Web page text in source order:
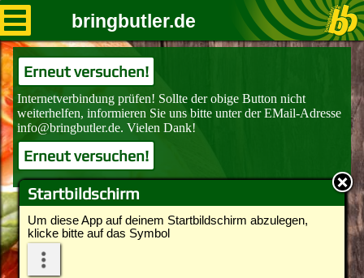
Startbildschirm
Um diese App auf deinem Startbildschirm abzulegen,
klicke bitte auf das Symbol
bringbutler.de
Erneut versuchen!
Erneut versuchen!